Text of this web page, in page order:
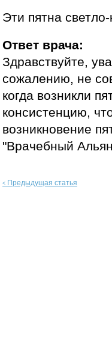
Эти пятна
Ответ врача:
Здравствуйте,
сожалению, не
когда возникли
консистенцию,
возникновение
"Врачебный
< Предыдущая статья